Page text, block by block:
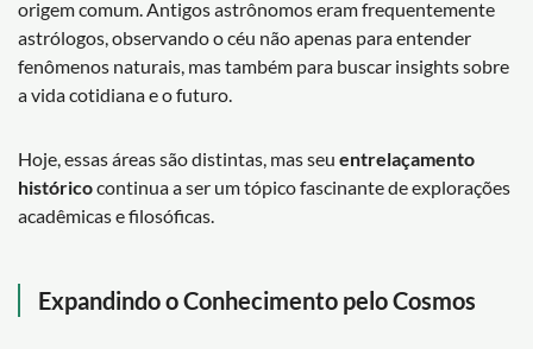
origem comum. Antigos astrônomos eram frequentemente
astrólogos, observando o céu não apenas para entender
fenômenos naturais, mas também para buscar insights sobre
a vida cotidiana e o futuro.
Hoje, essas áreas são distintas, mas seu entrelaçamento
históricocontinua a ser um tópico fascinante de explorações
acadêmicas e filosóficas.
Expandindo o Conhecimento pelo Cosmos